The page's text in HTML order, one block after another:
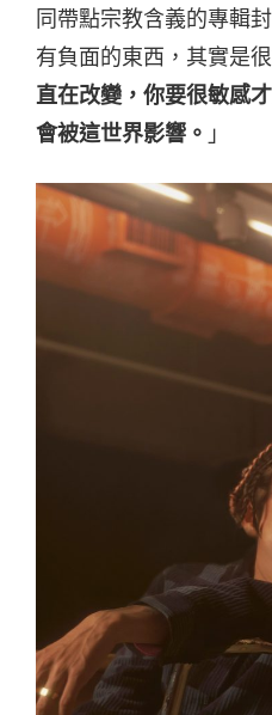
同帶點宗教含義的專輯
有負面的東西，其實是
直在改變，你要很敏感
會被這世界影響。 」